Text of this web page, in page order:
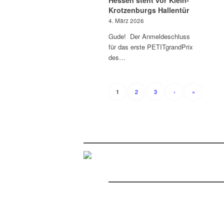
Krotzenburgs Hallentür
4. März 2026
Gude! Der Anmeldeschluss
für das erste PETITgrandPrix
des…
1 2 3 › »